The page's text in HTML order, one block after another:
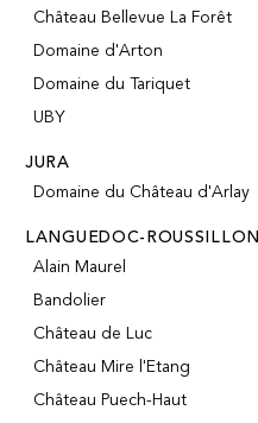
Château Bellevue La Forêt
Domaine d'Arton
Domaine du Tariquet
UBY
JURA
Domaine du Château d'Arlay
LANGUEDOC-ROUSSILLON
Alain Maurel
Bandolier
Château de Luc
Château Mire l'Etang
Château Puech-Haut